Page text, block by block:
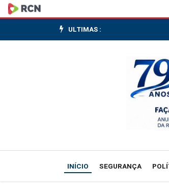
Preços
de
tendência
ULTIMAS :
INÍCIO SEGURANÇA